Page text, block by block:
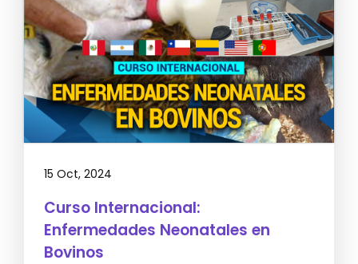
15 Oct, 2024
Curso Internacional:
Enfermedades Neonatales en
Bovinos